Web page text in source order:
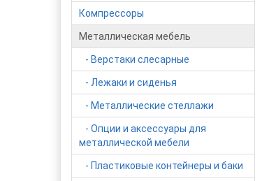
Компрессоры
Металлическая мебель
- Верстаки слесарные
- Лежаки и сиденья
- Металлические стеллажи
- Опции и аксессуары для
металлической мебели
- Пластиковые контейнеры и баки